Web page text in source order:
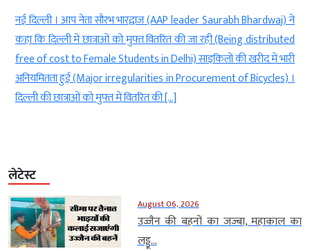
Saurabh Bhardwaj) ने
(Being distributed
की खरीद में भारी
of Bicycles) ।
नई दिल्ली । केंद्रीय मंत्री राम मोहन नायडू (Union
Naidu) ने कहा कि एटीएफ में इथेनॉल मिलाने की कोई
to blend ethanol with ATF) । केंद्रीय नागर विमानन
ने गुरुवार को विमान ईंधन (एविएशन टरबाइन फ्यूल
मिलाने की खबरों को […]
लेटेस्ट
August 06, 2026
उज्जैन की बहनों का जज्बा, महाकाल का
लड्डू...